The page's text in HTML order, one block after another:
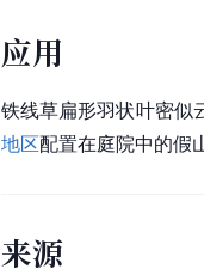
应用
铁线草扁形羽状叶密似
地区配置在庭院中的假
来源